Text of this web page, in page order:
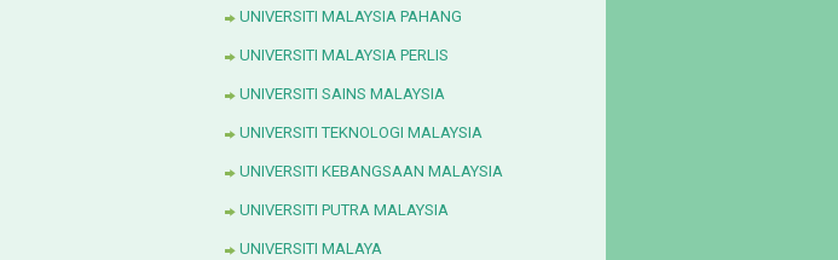
UNIVERSITI MALAYSIA PAHANG
UNIVERSITI MALAYSIA PERLIS
UNIVERSITI SAINS MALAYSIA
UNIVERSITI TEKNOLOGI MALAYSIA
UNIVERSITI KEBANGSAAN MALAYSIA
UNIVERSITI PUTRA MALAYSIA
UNIVERSITI MALAYA